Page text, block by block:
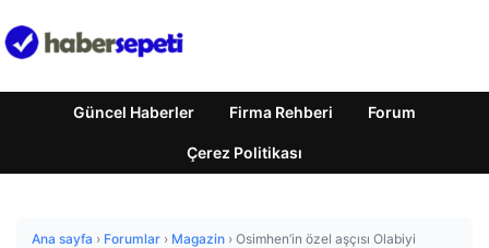
Güncel Haberler Firma Rehberi Forum
Çerez Politikası
Ana sayfa › Forumlar › Magazin › Osimhen’in özel aşçısı Olabiyi